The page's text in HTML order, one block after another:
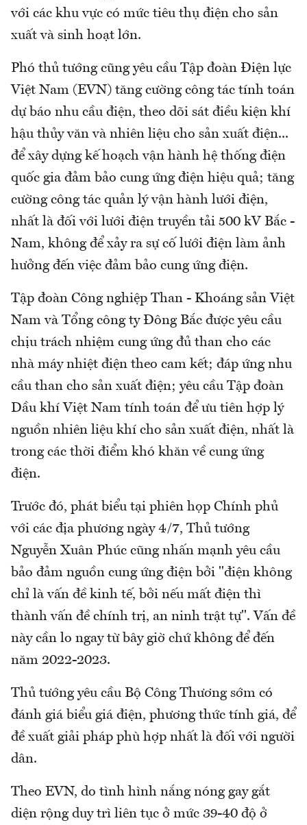
với các khu vực có mức tiêu thụ điện cho sản
xuất và sinh hoạt lớn.
Phó thủ tướng cũng yêu cầu Tập đoàn Điện lực
Việt Nam (EVN) tăng cường công tác tính toán
dự báo nhu cầu điện, theo dõi sát điều kiện khí
hậu thủy văn và nhiên liệu cho sản xuất điện...
để xây dựng kế hoạch vận hành hệ thống điện
quốc gia đảm bảo cung ứng điện hiệu quả; tăng
cường công tác quản lý vận hành lưới điện,
nhất là đối với lưới điện truyền tải 500 kV Bắc -
Nam, không để xảy ra sự cố lưới điện làm ảnh
hưởng đến việc đảm bảo cung ứng điện.
Tập đoàn Công nghiệp Than - Khoáng sản Việt
Nam và Tổng công ty Đông Bắc được yêu cầu
chịu trách nhiệm cung ứng đủ than cho các
nhà máy nhiệt điện theo cam kết; đáp ứng nhu
cầu than cho sản xuất điện; yêu cầu Tập đoàn
Dầu khí Việt Nam tính toán để ưu tiên hợp lý
nguồn nhiên liệu khí cho sản xuất điện, nhất là
trong các thời điểm khó khăn về cung ứng
điện.
Trước đó, phát biểu tại phiên họp Chính phủ
với các địa phương ngày 4/7, Thủ tướng
Nguyễn Xuân Phúc cũng nhấn mạnh yêu cầu
bảo đảm nguồn cung ứng điện bởi "điện không
chỉ là vấn đề kinh tế, bởi nếu mất điện thì
thành vấn đề chính trị, an ninh trật tự". Vấn đề
này cần lo ngay từ bây giờ chứ không để đến
năm 2022-2023.
Thủ tướng yêu cầu Bộ Công Thương sớm có
đánh giá biểu giá điện, phương thức tính giá, để
đề xuất giải pháp phù hợp nhất là đối với người
dân.
Theo EVN, do tình hình nắng nóng gay gắt
diện rộng duy trì liên tục ở mức 39-40 độ ở